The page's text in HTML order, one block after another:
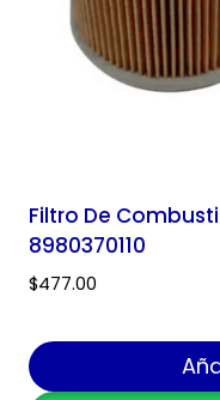
Filtro De
8980370110
$477.00